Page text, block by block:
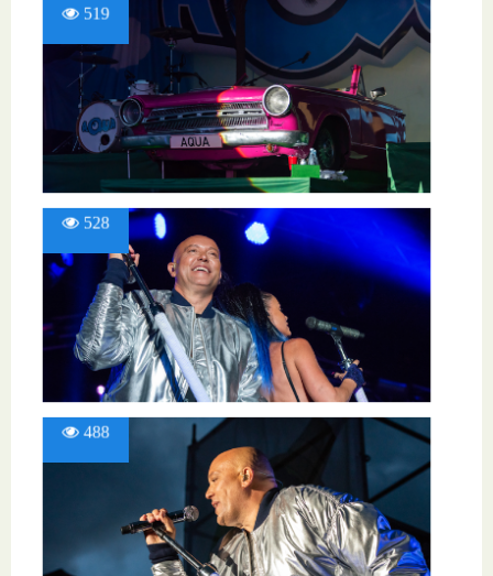
519
528
488